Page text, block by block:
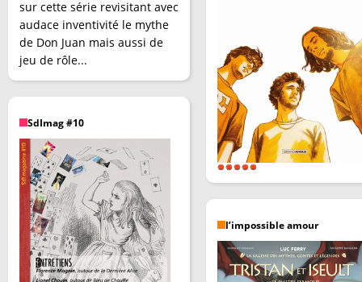
sur cette série revisitant avec
audace inventivité le mythe
de Don Juan mais aussi de
jeu de rôle...
SdImag #10
l’impossible amour